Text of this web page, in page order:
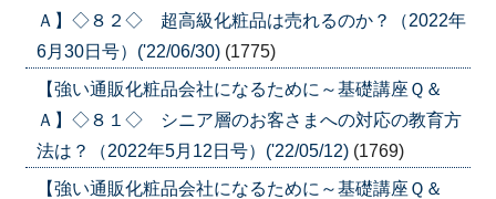
Ａ】◇８２◇ 超高級化粧品は売れるのか？（2022年
6月30日号）('22/06/30) (1775)
【強い通販化粧品会社になるために～基礎講座Ｑ＆
Ａ】◇８１◇ シニア層のお客さまへの対応の教育方
法は？（2022年5月12日号）('22/05/12) (1769)
【強い通販化粧品会社になるために～基礎講座Ｑ＆